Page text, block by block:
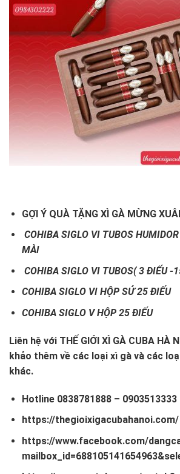
GỢI Ý QUÀ TẶNG XÌ GÀ MỪNG
COHIBA SIGLO VI TUBOS
MÀI
COHIBA SIGLO VI TUBOS( 3 ĐIẾU -
COHIBA SIGLO VI HỘP SỨ 25 ĐIẾU
COHIBA SIGLO V HỘP 25 ĐIẾU
Liên hệ với THẾ GIỚI XÌ GÀ CUBA HÀ
khảo thêm về các loại xì gà và các
khác.
Hotline 0838781888 – 0903513333
https://thegioixigacubahanoi.com/
https://www.facebook.com/